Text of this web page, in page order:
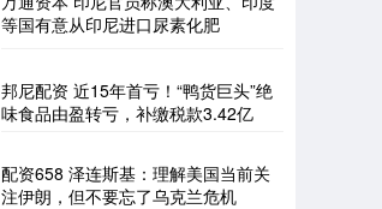
等国有意从印尼进口尿素化肥
邦尼配资 近15年首亏！“鸭货巨头”绝
味食品由盈转亏，补缴税款3.42亿
配资658 泽连斯基：理解美国当前关
注伊朗，但不要忘了乌克兰危机